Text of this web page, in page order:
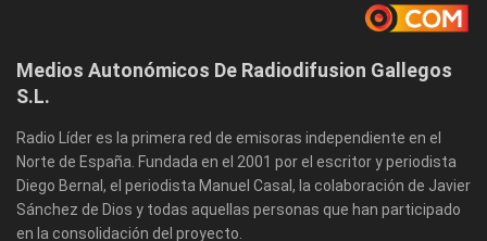
Medios Autonómicos De Radiodifusion Gallegos
S.L.
Radio Líder es la primera red de emisoras independiente en el
Norte de España. Fundada en el 2001 por el escritor y periodista
Diego Bernal, el periodista Manuel Casal, la colaboración de Javier
Sánchez de Dios y todas aquellas personas que han participado
en la consolidación del proyecto.